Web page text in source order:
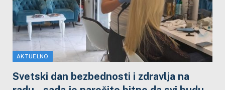
AKTUELNO
Svetski dan bezbednosti i zdravlja na